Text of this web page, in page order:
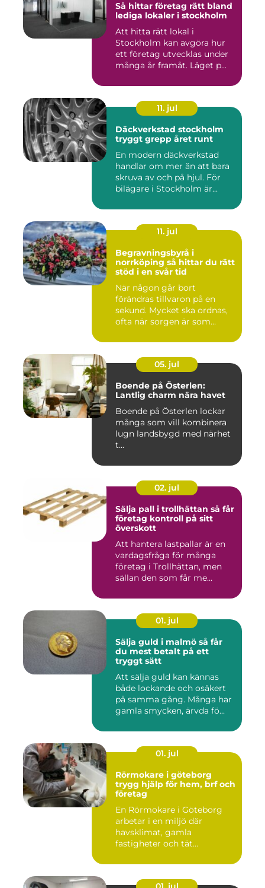
Så hittar företag rätt bland
lediga lokaler i stockholm
Att hitta rätt lokal i
Stockholm kan avgöra hur
ett företag utvecklas under
många år framåt. Läget p...
11. jul
Däckverkstad stockholm
tryggt grepp året runt
En modern däckverkstad
handlar om mer än att bara
skruva av och på hjul. För
bilägare i Stockholm är...
11. jul
Begravningsbyrå i
norrköping så hittar du rätt
stöd i en svår tid
När någon går bort
förändras tillvaron på en
sekund. Mycket ska ordnas,
ofta när sorgen är som
05. jul
Boende på Österlen:
Lantlig charm nära havet
Boende på Österlen lockar
många som vill kombinera
lugn landsbygd med närhet
t...
02. jul
Sälja pall i trollhättan så får
företag kontroll på sitt
överskott
Att hantera lastpallar är en
vardagsfråga för många
företag i Trollhättan, men
sällan den som får me...
01. jul
Sälja guld i malmö så får
du mest betalt på ett
tryggt sätt
Att sälja guld kan kännas
både lockande och osäkert
på samma gång. Många har
gamla smycken, ärvda fö...
01. jul
Rörmokare i göteborg
trygg hjälp för hem, brf och
företag
En Rörmokare i Göteborg
arbetar i en miljö där
havsklimat, gamla
fastigheter och tät